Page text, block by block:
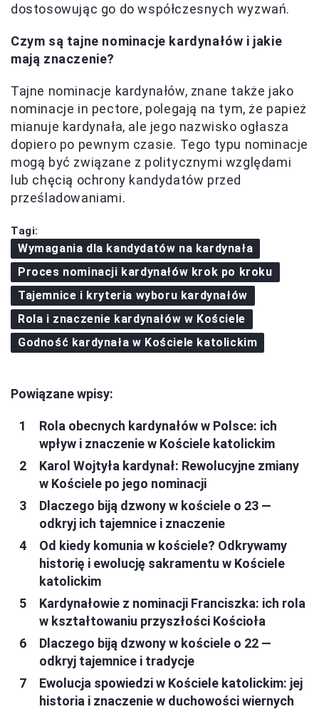
dostosowując go do współczesnych wyzwań.
Czym są tajne nominacje kardynałów i jakie
mają znaczenie?
Tajne nominacje kardynałów, znane także jako
nominacje in pectore, polegają na tym, że papież
mianuje kardynała, ale jego nazwisko ogłasza
dopiero po pewnym czasie. Tego typu nominacje
mogą być związane z politycznymi względami
lub chęcią ochrony kandydatów przed
prześladowaniami.
Tagi:
Wymagania dla kandydatów na kardynała
Proces nominacji kardynałów krok po kroku
Tajemnice i kryteria wyboru kardynałów
Rola i znaczenie kardynałów w Kościele
Godność kardynała w Kościele katolickim
Powiązane wpisy:
Rola obecnych kardynałów w Polsce: ich
wpływ i znaczenie w Kościele katolickim
Karol Wojtyła kardynał: Rewolucyjne zmiany
w Kościele po jego nominacji
Dlaczego biją dzwony w kościele o 23 —
odkryj ich tajemnice i znaczenie
Od kiedy komunia w kościele? Odkrywamy
historię i ewolucję sakramentu w Kościele
katolickim
Kardynałowie z nominacji Franciszka: ich rola
w kształtowaniu przyszłości Kościoła
Dlaczego biją dzwony w kościele o 22 —
odkryj tajemnice i tradycje
Ewolucja spowiedzi w Kościele katolickim: jej
historia i znaczenie w duchowości wiernych